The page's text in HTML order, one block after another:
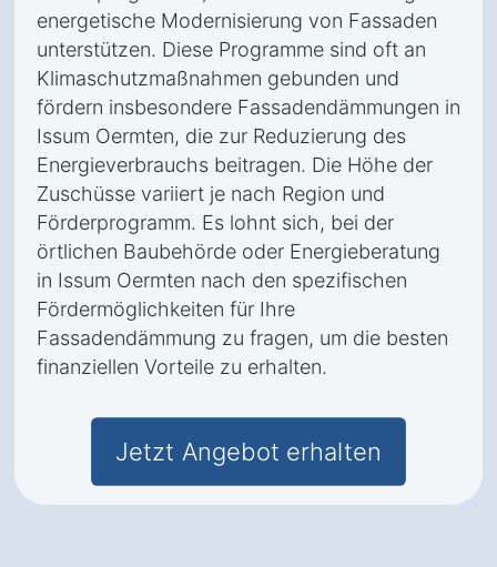
energetische Modernisierung von Fassaden
unterstützen. Diese Programme sind oft an
Klimaschutzmaßnahmen gebunden und
fördern insbesondere Fassadendämmungen in
Issum Oermten, die zur Reduzierung des
Energieverbrauchs beitragen. Die Höhe der
Zuschüsse variiert je nach Region und
Förderprogramm. Es lohnt sich, bei der
örtlichen Baubehörde oder Energieberatung
in Issum Oermten nach den spezifischen
Fördermöglichkeiten für Ihre
Fassadendämmung zu fragen, um die besten
finanziellen Vorteile zu erhalten.
Jetzt Angebot erhalten